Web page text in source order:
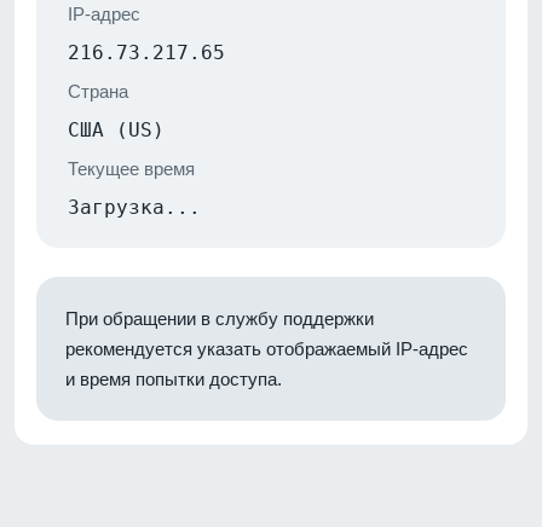
IP-адрес
216.73.217.65
Страна
США (US)
Текущее время
Загрузка...
При обращении в службу поддержки
рекомендуется указать отображаемый IP-адрес
и время попытки доступа.